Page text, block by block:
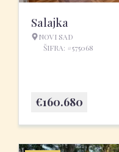
Salajka
NOVI SAD
ŠIFRA: #575068
€160.680